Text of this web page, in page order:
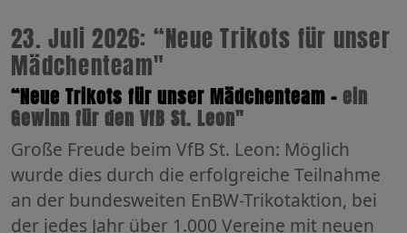
23. Juli 2026: “Neue Trikots für unser
Mädchenteam"
“Neue Trikots für unser Mädchenteam -ein
Gewinn für den VfB St. Leon"
Große Freude beim VfB St. Leon: Möglich
wurde dies durch die erfolgreiche Teilnahme
an der bundesweiten EnBW-Trikotaktion, bei
der jedes Jahr über 1.000 Vereine mit neuen